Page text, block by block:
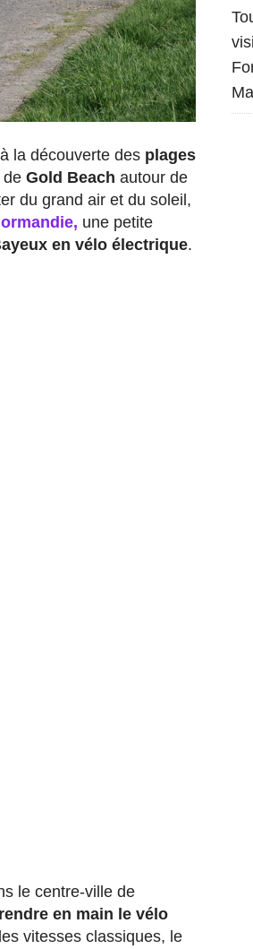
la découverte des plages
de Gold Beach autour de
du grand air et du soleil,
une petite
en vélo électrique.
le centre-ville de
en main le vélo
vitesses classiques, le